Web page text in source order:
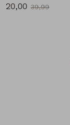
20,00 39,99